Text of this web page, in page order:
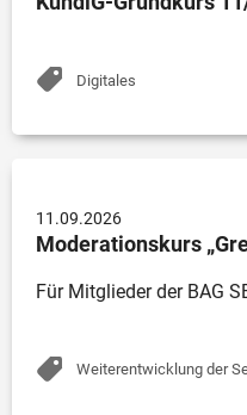
Digitales
11.09.2026
Moderationskurs
Für Mitglieder der BAG
Weiterentwicklung der